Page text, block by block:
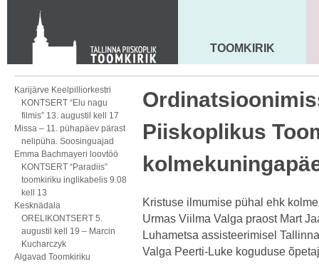
KONTAKT
Toom-Kooli 6, 10130 TALLINN
tallinna.toom@eelk.ee
MAARJA KIRIK
TOOMKIRIK
Karijärve Keelpilliorkestri
KONTSERT “Elu nagu
filmis” 13. augustil kell 17
Missa – 11. pühapäev pärast
nelipüha. Soosinguajad
Emma Bachmayeri loovtöö
KONTSERT “Paradiis”
toomkiriku inglikabelis 9.08
kell 13
Kesknädala
ORELIKONTSERT 5.
augustil kell 19 – Marcin
Kucharczyk
Algavad Toomkiriku
Piiskoplikus
Kristuse ilmumise pühal ehk
Urmas Viilma Valga praost Mart
Luhametsa assisteerimisel
Valga Peerti-Luke koguduse